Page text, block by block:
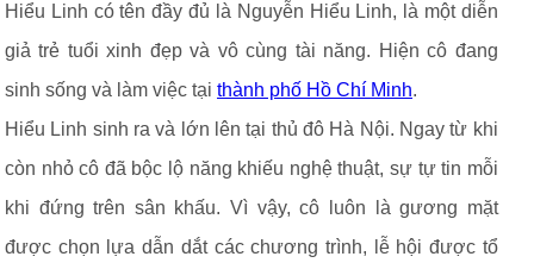
Hiểu Linh có tên đầy đủ là Nguyễn Hiểu Linh, là một diễn
giả trẻ tuổi xinh đẹp và vô cùng tài năng. Hiện cô đang
sinh sống và làm việc tại thành phố Hồ Chí Minh.
Hiểu Linh sinh ra và lớn lên tại thủ đô Hà Nội. Ngay từ khi
còn nhỏ cô đã bộc lộ năng khiếu nghệ thuật, sự tự tin mỗi
khi đứng trên sân khấu. Vì vậy, cô luôn là gương mặt
được chọn lựa dẫn dắt các chương trình, lễ hội được tổ